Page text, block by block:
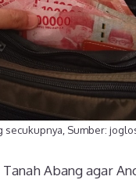
secukupnya, Sumber:
Abang agar